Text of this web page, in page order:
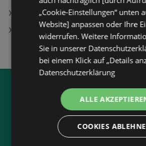
Würth-Hochenburger Filialen in
Husqvarna Austria Filialen in
Jetzt unsere
App
Filtere nach Branchen und
„Cookie-Einstellungen“ unten
Website] anpassen oder Ihre
widerrufen. Weitere
Sie in unserer
bei einem Klick auf „Details
Datenschutzerklärung
ALLE
COOKIES